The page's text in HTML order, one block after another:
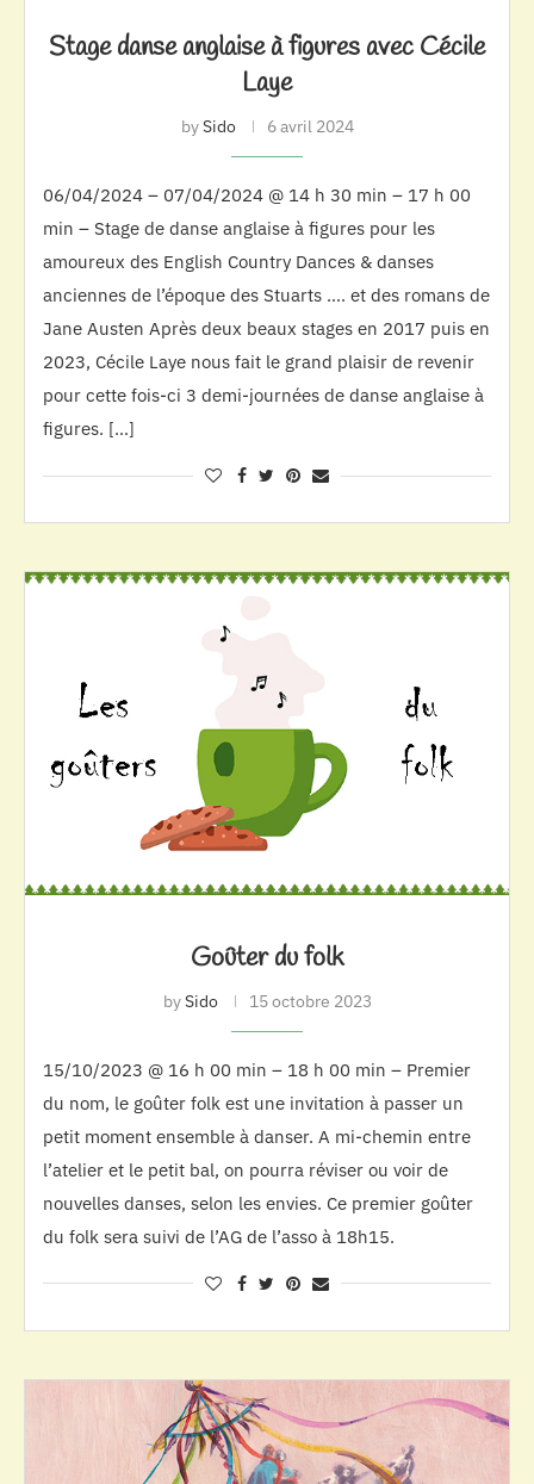
Stage danse anglaise à figures avec Cécile
Laye
bySido 6 avril 2024
06/04/2024 – 07/04/2024 @ 14 h 30 min – 17 h 00
min – Stage de danse anglaise à figures pour les
amoureux des English Country Dances & danses
anciennes de l’époque des Stuarts …. et des romans de
Jane Austen Après deux beaux stages en 2017 puis en
2023, Cécile Laye nous fait le grand plaisir de revenir
pour cette fois-ci 3 demi-journées de danse anglaise à
figures. […]
Goûter du folk
bySido 15 octobre 2023
15/10/2023 @ 16 h 00 min – 18 h 00 min – Premier
du nom, le goûter folk est une invitation à passer un
petit moment ensemble à danser. A mi-chemin entre
l’atelier et le petit bal, on pourra réviser ou voir de
nouvelles danses, selon les envies. Ce premier goûter
du folk sera suivi de l’AG de l’asso à 18h15.